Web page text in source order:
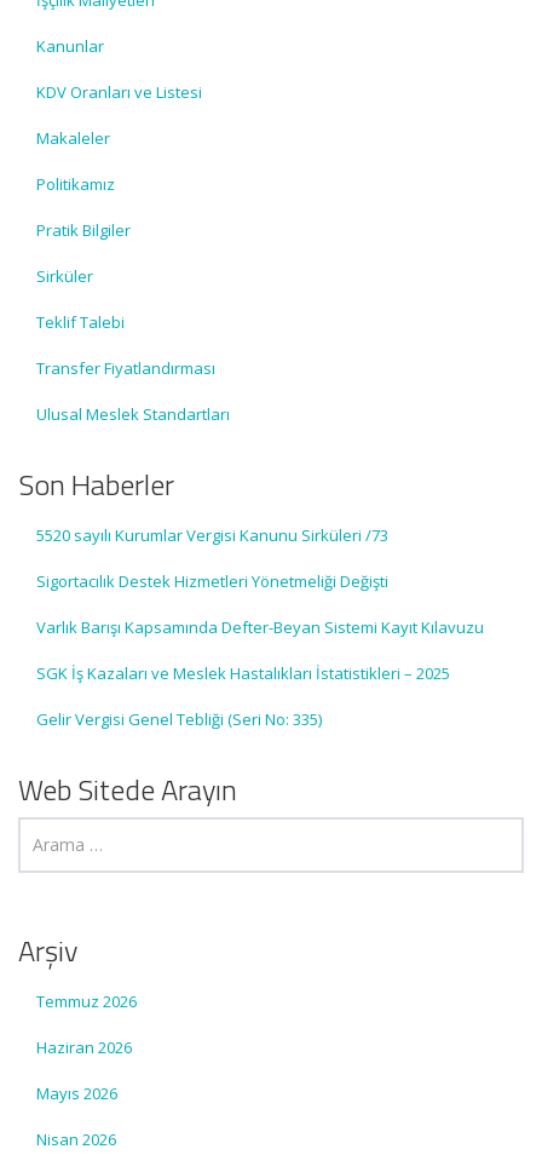
Kanunlar
KDV Oranları ve Listesi
Makaleler
Politikamız
Pratik Bilgiler
Sirküler
Teklif Talebi
Transfer Fiyatlandırması
Ulusal Meslek Standartları
Son Haberler
5520 sayılı Kurumlar Vergisi Kanunu Sirküleri /73
Sigortacılık Destek Hizmetleri Yönetmeliği Değişti
Varlık Barışı Kapsamında Defter-Beyan Sistemi Kayıt Kılavuzu
SGK İş Kazaları ve Meslek Hastalıkları İstatistikleri – 2025
Gelir Vergisi Genel Tebliği (Seri No: 335)
Web Sitede Arayın
Arşiv
Temmuz 2026
Haziran 2026
Mayıs 2026
Nisan 2026